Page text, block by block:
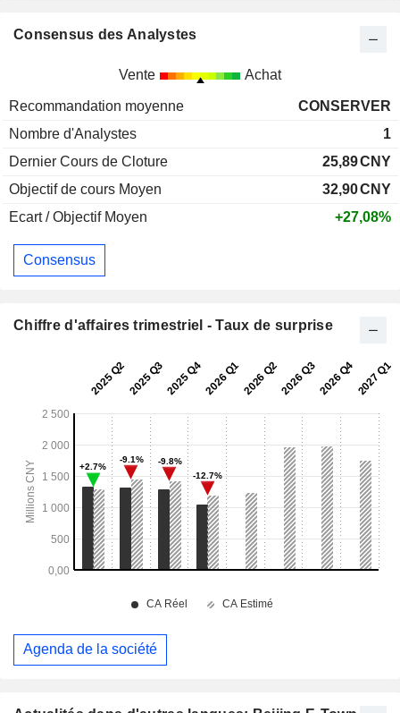
Consensus des Analystes
Vente Achat
Recommandation moyenne
CONSERVER
Nombre d'Analystes
1
Dernier Cours de Cloture
25,89CNY
Objectif de cours Moyen
32,90CNY
Ecart / Objectif Moyen
+27,08%
Consensus
Chiffre d'affaires trimestriel - Taux de surprise
Agenda de la société